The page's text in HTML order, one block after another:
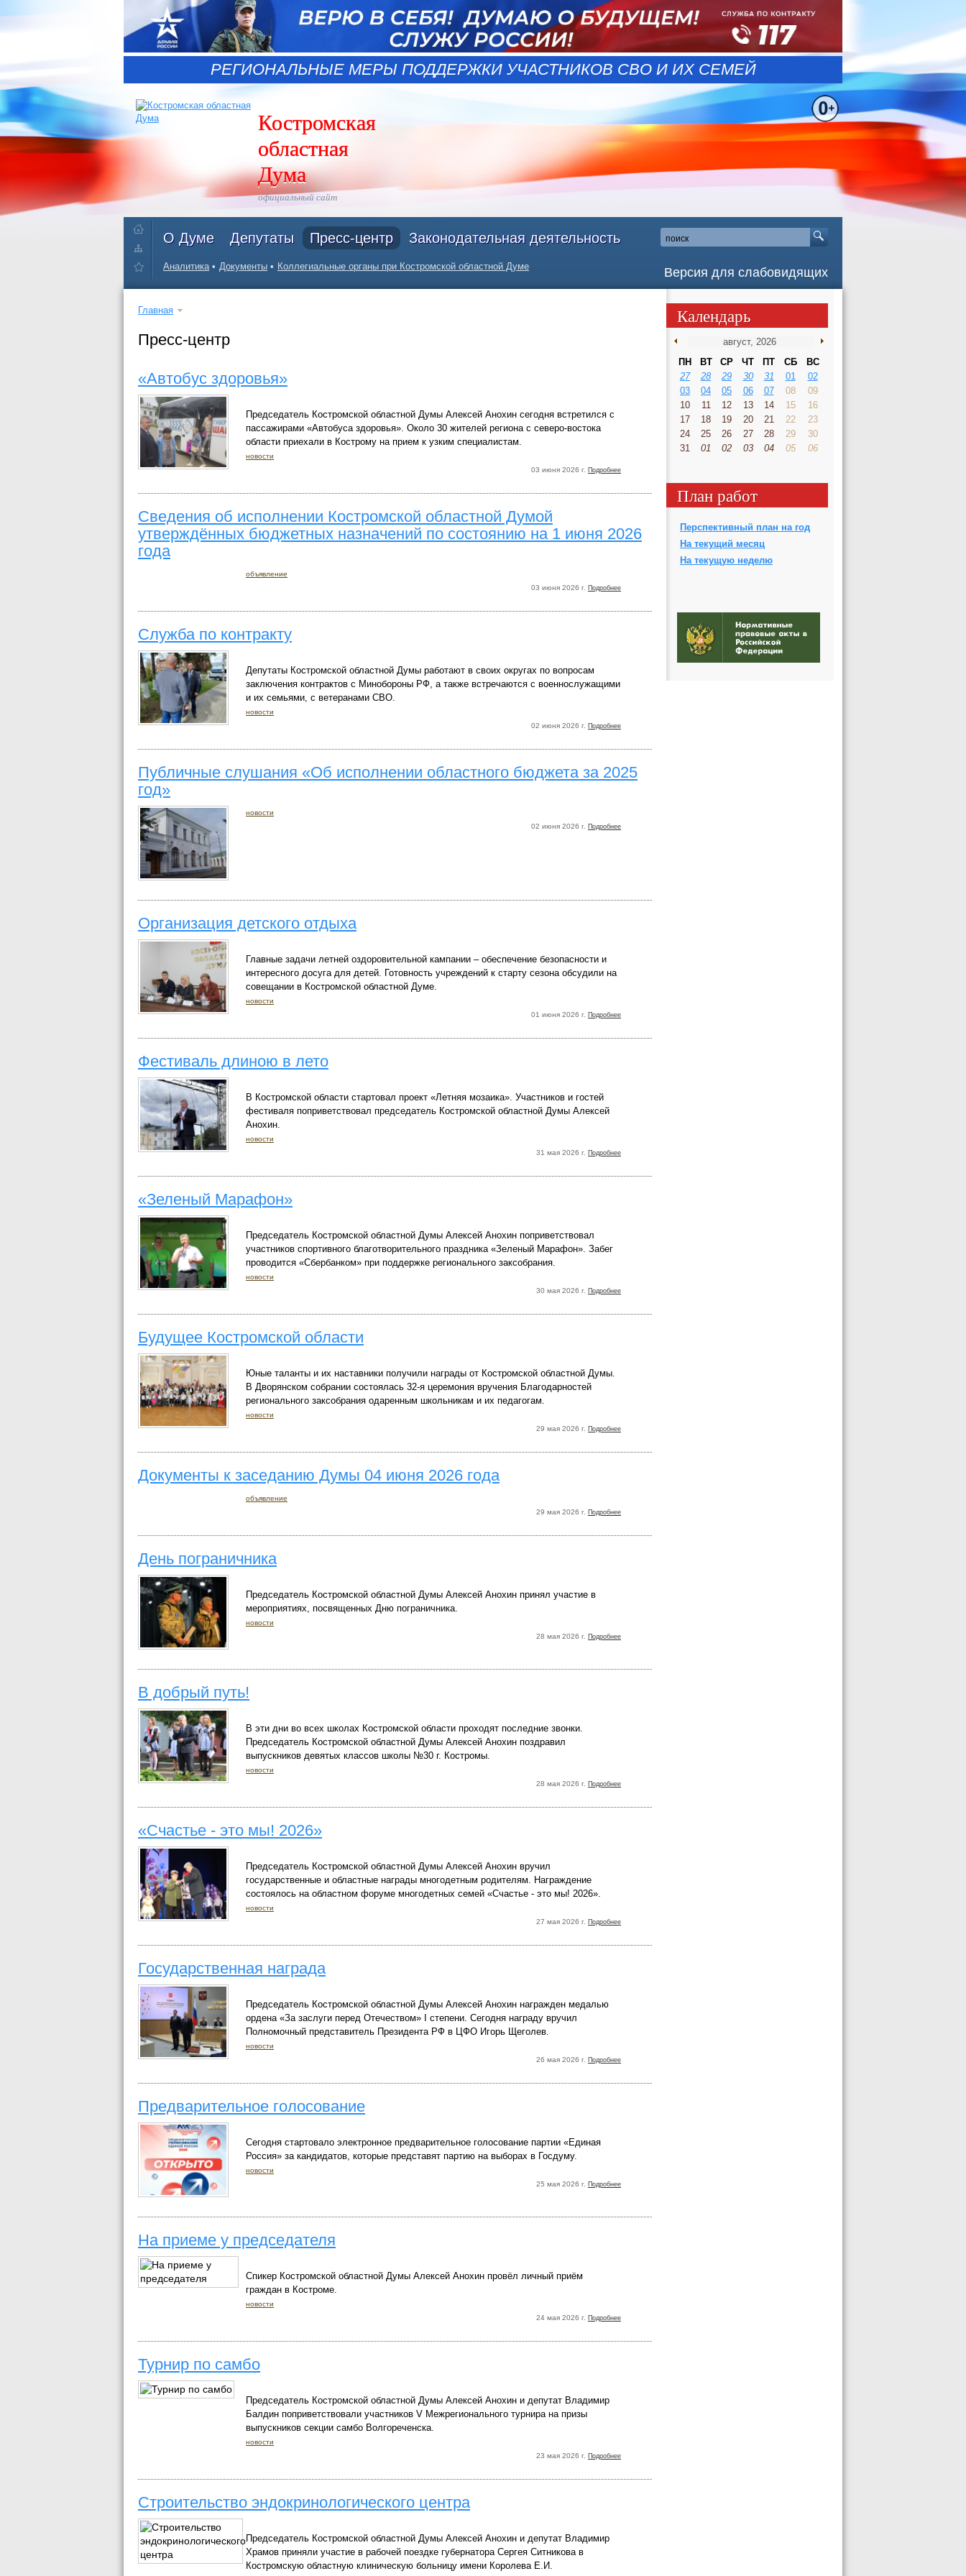
РЕГИОНАЛЬНЫЕ МЕРЫ ПОДДЕРЖКИ УЧАСТНИКОВ СВО И ИХ СЕМЕЙ
Костромская
областная
Дума
официальный сайт
Версия для слабовидящих
О Думе Депутаты Пресс-центр Законодательная деятельность
Аналитика Документы Коллегиальные органы при Костромской областной Думе
Главная
Пресс-центр
«Автобус здоровья»
Председатель Костромской областной Думы Алексей Анохин сегодня встретился с
пассажирами «Автобуса здоровья». Около 30 жителей региона с северо-востока
области приехали в Кострому на прием к узким специалистам.
новости
03 июня 2026 г. Подробнее
Сведения об исполнении Костромской областной Думой
утверждённых бюджетных назначений по состоянию на 1 июня 2026
года
объявление
03 июня 2026 г. Подробнее
Служба по контракту
Депутаты Костромской областной Думы работают в своих округах по вопросам
заключения контрактов с Минобороны РФ, а также встречаются с военнослужащими
и их семьями, с ветеранами СВО.
новости
02 июня 2026 г. Подробнее
Публичные слушания «Об исполнении областного бюджета за 2025
год»
новости
02 июня 2026 г. Подробнее
Организация детского отдыха
Главные задачи летней оздоровительной кампании – обеспечение безопасности и
интересного досуга для детей. Готовность учреждений к старту сезона обсудили на
совещании в Костромской областной Думе.
новости
01 июня 2026 г. Подробнее
Фестиваль длиною в лето
В Костромской области стартовал проект «Летняя мозаика». Участников и гостей
фестиваля поприветствовал председатель Костромской областной Думы Алексей
Анохин.
новости
31 мая 2026 г. Подробнее
«Зеленый Марафон»
Председатель Костромской областной Думы Алексей Анохин поприветствовал
участников спортивного благотворительного праздника «Зеленый Марафон». Забег
проводится «Сбербанком» при поддержке регионального заксобрания.
новости
30 мая 2026 г. Подробнее
Будущее Костромской области
Юные таланты и их наставники получили награды от Костромской областной Думы.
В Дворянском собрании состоялась 32-я церемония вручения Благодарностей
регионального заксобрания одаренным школьникам и их педагогам.
новости
29 мая 2026 г. Подробнее
Документы к заседанию Думы 04 июня 2026 года
объявление
29 мая 2026 г. Подробнее
День пограничника
Председатель Костромской областной Думы Алексей Анохин принял участие в
мероприятиях, посвященных Дню пограничника.
новости
28 мая 2026 г. Подробнее
В добрый путь!
В эти дни во всех школах Костромской области проходят последние звонки.
Председатель Костромской областной Думы Алексей Анохин поздравил
выпускников девятых классов школы №30 г. Костромы.
новости
28 мая 2026 г. Подробнее
«Счастье - это мы! 2026»
Председатель Костромской областной Думы Алексей Анохин вручил
государственные и областные награды многодетным родителям. Награждение
состоялось на областном форуме многодетных семей «Счастье - это мы! 2026».
новости
27 мая 2026 г. Подробнее
Государственная награда
Председатель Костромской областной Думы Алексей Анохин награжден медалью
ордена «За заслуги перед Отечеством» I степени. Сегодня награду вручил
Полномочный представитель Президента РФ в ЦФО Игорь Щеголев.
новости
26 мая 2026 г. Подробнее
Предварительное голосование
Сегодня стартовало электронное предварительное голосование партии «Единая
Россия» за кандидатов, которые представят партию на выборах в Госдуму.
новости
25 мая 2026 г. Подробнее
На приеме у председателя
Спикер Костромской областной Думы Алексей Анохин провёл личный приём
граждан в Костроме.
новости
24 мая 2026 г. Подробнее
Турнир по самбо
Председатель Костромской областной Думы Алексей Анохин и депутат Владимир
Балдин поприветствовали участников V Межрегионального турнира на призы
выпускников секции самбо Волгореченска.
новости
23 мая 2026 г. Подробнее
Строительство эндокринологического центра
Председатель Костромской областной Думы Алексей Анохин и депутат Владимир
Храмов приняли участие в рабочей поездке губернатора Сергея Ситникова в
Костромскую областную клиническую больницу имени Королева Е.И.
Календарь
ПН ВТ СР ЧТ ПТ СБ
ВС
27
28 29 30 31 01
02
03
04 05 06 07 08
09
10
11 12 13 14 15
16
17
18 19 20 21 22
23
24
25 26 27 28 29
30
31
01 02 03 04 05 06
План работ
Перспективный план на год
На текущий месяц
На текущую неделю